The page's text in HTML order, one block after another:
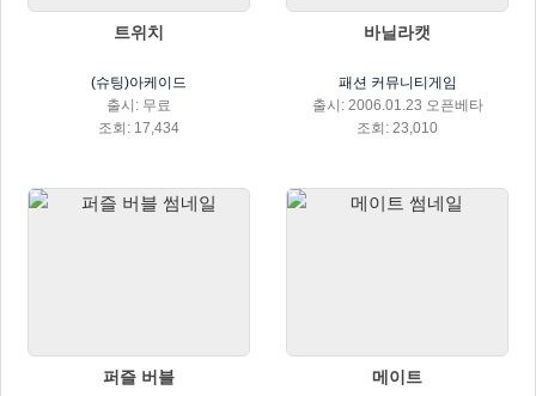
트위치
(슈팅)아케이드
출시: 무료
조회: 17,434
바닐라캣
패션 커뮤니티게임
출시: 2006.01.23 오픈베타
조회: 23,010
퍼즐 버블 메이트